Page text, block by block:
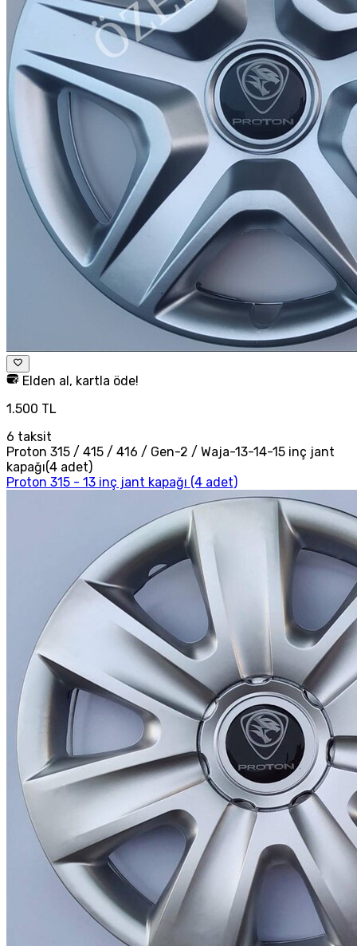
Elden al, kartla öde!
1.500 TL
6 taksit
Proton 315 / 415 / 416 / Gen-2 / Waja-13-14-15 inç jant
kapağı(4 adet)
Proton 315 - 13 inç jant kapağı (4 adet)